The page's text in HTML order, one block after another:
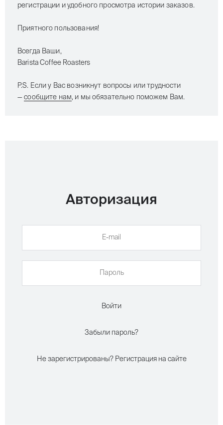
регистрации и удобного просмотра истории заказов.
Приятного пользования!
Всегда Ваши,
Barista Coffee Roasters
P.S. Если у Вас возникнут вопросы или трудности
—сообщите нам, и мы обязательно поможем Вам.
Авторизация
Войти
Забыли пароль?
Не зарегистрированы? Регистрация на сайте